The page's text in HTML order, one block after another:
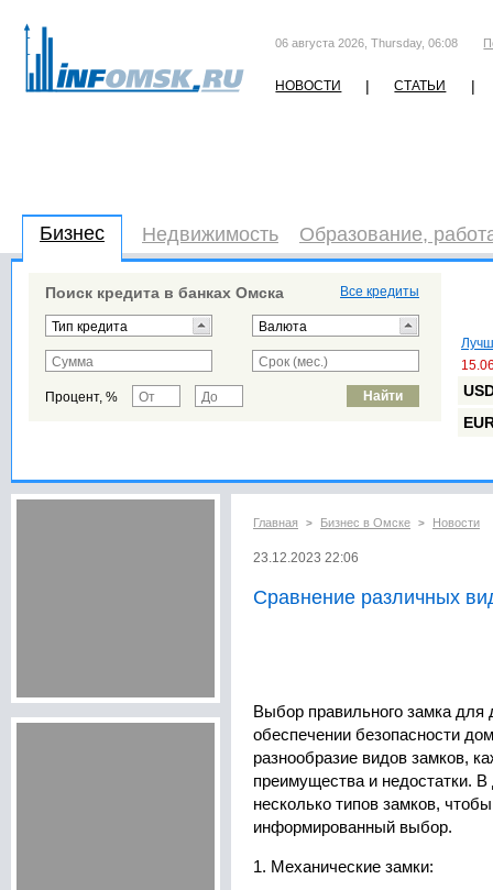
06 августа 2026, Thursday, 06:08
НОВОСТИ | СТАТЬИ |
Бизнес Недвижимость Образование,
Поиск кредита в банках Омска Все кредиты
Процент, %
Главная > Бизнес в Омске > Новости
23.12.2023 22:06
Сравнение различных
Выбор правильного замка
обеспечении безопасности
разнообразие видов замков,
преимущества и недостатки.
несколько типов замков,
информированный выбор.
1. Механические замки: